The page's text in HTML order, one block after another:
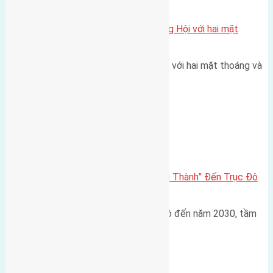
Một vị trí hiếm còn lại tại X1 Đông Hội với hai mặt
Một góc tái định cư X1 Đông Hội với hai mặt thoáng và
Đông Anh 2026: Từ “Huyện Ngoại Thành” Đến Trục Đô
Trong bối cảnh Quy hoạch Thủ đô đến năm 2030, tầm